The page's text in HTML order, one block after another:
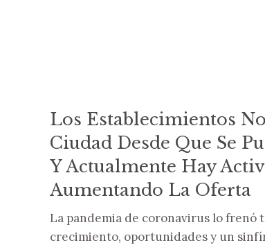
Los Establecimientos
Ciudad Desde Que Se
Y Actualmente Hay
Aumentando La Oferta
La pandemia de coronavirus lo frenó
crecimiento, oportunidades y un